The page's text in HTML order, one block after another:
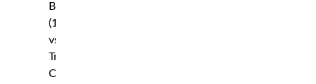
Blanchfield
(125.8)
vs.
Tracy
Cortez